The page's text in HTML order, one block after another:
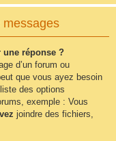
messages
une réponse ?
d’un forum ou
que vous ayez besoin
des options
exemple : Vous
joindre des fichiers,